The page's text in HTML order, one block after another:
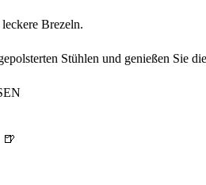
leckere Brezeln.
gepolsterten Stühlen und
🍺